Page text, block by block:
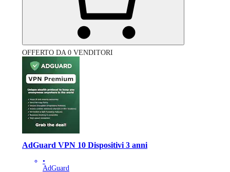
OFFERTO DA 0 VENDITORI
AdGuard VPN 10 Dispositivi 3 anni
•
AdGuard